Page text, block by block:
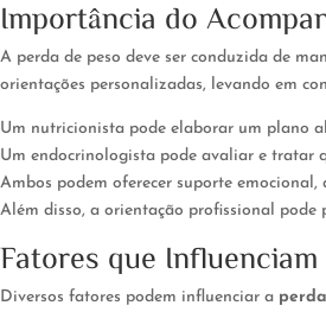
Importância do
A perda de peso deve ser conduzida de
orientações personalizadas, levando em
Um nutricionista pode elaborar um plano
Um endocrinologista pode avaliar e tratar
Ambos podem oferecer suporte
Além disso, a orientação profissional pode
Fatores que Influenciam
Diversos fatores podem influenciar a